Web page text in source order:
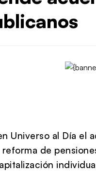
Universo al Día el
de